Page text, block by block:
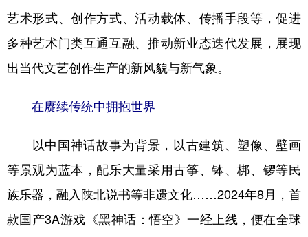
艺术形式、创作方式、活动载体、传播手段等，促进
多种艺术门类互通互融、推动新业态迭代发展，展现
出当代文艺创作生产的新风貌与新气象。
在赓续传统中拥抱世界
以中国神话故事为背景，以古建筑、塑像、壁画
等景观为蓝本，配乐大量采用古筝、钵、梆、锣等民
族乐器，融入陕北说书等非遗文化……2024年8月，首
款国产3A游戏《黑神话：悟空》一经上线，便在全球